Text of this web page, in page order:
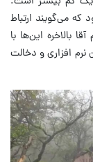
که می‌گویند ارتباط
بالاخره این‌ها با
نرم افزاری و دخالت